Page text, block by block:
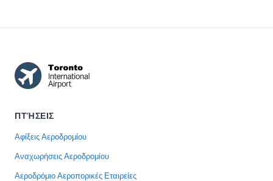
ΠΤΉΣΕΙΣ
Αφίξεις Αεροδρομίου
Αναχωρήσεις Αεροδρομίου
Αεροδρόμιο Αεροπορικές Εταιρείες